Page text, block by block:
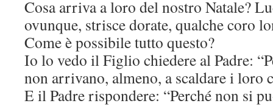
Cosa arriva a loro del nostro Natale?
ovunque, strisce dorate, qualche coro
Come è possibile tutto questo?
Io lo vedo il Figlio chiedere al Padre:
non arrivano, almeno, a scaldare i loro
E il Padre rispondere: “Perché non si